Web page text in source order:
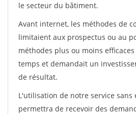
le secteur du bâtiment.
Avant internet, les méthodes de
limitaient aux prospectus ou au
méthodes plus ou moins
temps et demandait un
de résultat.
L'utilisation de notre service sans
permettra de recevoir des